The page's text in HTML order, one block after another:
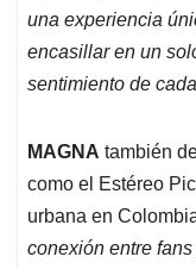
una experiencia
encasillar en un
sentimiento de
MAGNA también
como el Estéreo
urbana en
conexión entre